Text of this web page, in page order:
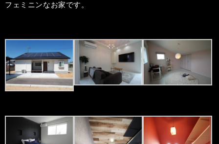
フェミニンなお家です。